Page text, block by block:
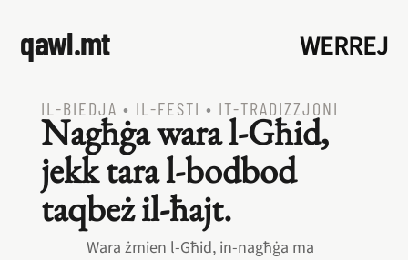
qawl.mt WERREJ
IL‑BIEDJA • IL‑FESTI • IT‑TRADIZZJONI
Nagħġa wara l‑Għid,
jekk tara l‑bodbod
taqbeż il‑ħajt.
Wara żmien l‑Għid, in‑nagħġa ma